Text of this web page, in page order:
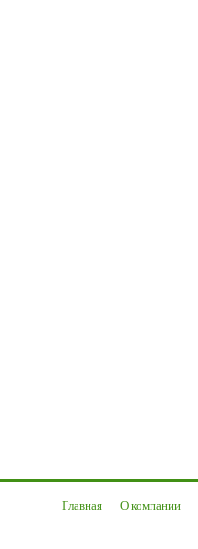
Главная О компании